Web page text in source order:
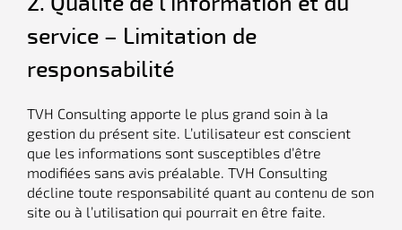
service – Limitation de
responsabilité
TVH Consulting apporte le plus grand soin à la
gestion du présent site. L’utilisateur est conscient
que les informations sont susceptibles d’être
modifiées sans avis préalable. TVH Consulting
décline toute responsabilité quant au contenu de son
site ou à l’utilisation qui pourrait en être faite.